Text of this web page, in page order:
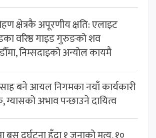
क्षेत्रकै अपूरणीय क्षति: एलाइट
वरिष्ठ गाइड गुरुङको शव
निम्सदाइको अन्योल कायमै
साह बने आयल निगमका नयाँ कार्यकारी
ग्यासको अभाव पन्छाउने दायित्व